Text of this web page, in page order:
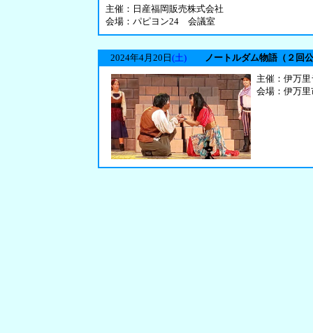
主催：日産福岡販売株式会社
会場：パピヨン24 会議室
2024年4月20日 (土)
ノートルダム物語（２回
主催：伊万
会場：伊万